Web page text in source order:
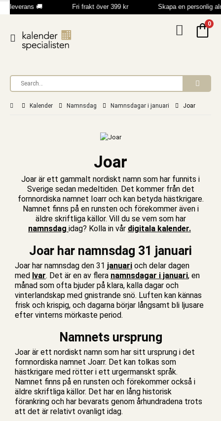
leverans 🚚 Fri frakt över 399 kr Skapa en personlig
0
Kalender Namnsdag Namnsdagar i januari Joar
Joar
Joar är ett gammalt nordiskt namn som har funnits i
Sverige sedan medeltiden. Det kommer från det
fornnordiska namnet Ioarr och kan betyda hästkrigare.
Namnet finns på en runsten och förekommer även i
äldre skriftliga källor. Vill du se vem som har
namnsdag idag? Kolla in vår digitala kalender.
Joar har namnsdag 31 januari
Joar har namnsdag den 31 januari och delar dagen
med Ivar. Det är en av flera namnsdagar i januari, en
månad som ofta bjuder på klara, kalla dagar och
vinterlandskap med gnistrande snö. Luften kan kännas
frisk och krispig, och dagarna börjar långsamt bli ljusare
efter vinterns mörkaste period.
Namnets ursprung
Joar är ett nordiskt namn som har sitt ursprung i det
fornnordiska namnet Joarr. Det kan tolkas som
hästkrigare med rötter i ett urgermanskt språk.
Namnet finns på en runsten och förekommer också i
äldre skriftliga källor. Det har en lång historisk
förankring och har bevarats genom århundradena trots
att det är relativt ovanligt idag.